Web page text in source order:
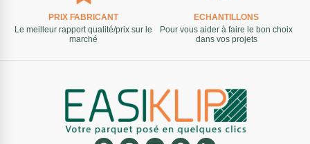
PRIX FABRICANT
Le meilleur rapport qualité/prix sur le
marché
ECHANTILLONS
Pour vous aider à faire le bon choix
dans vos projets